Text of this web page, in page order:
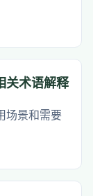
关术语解释
场景和需要